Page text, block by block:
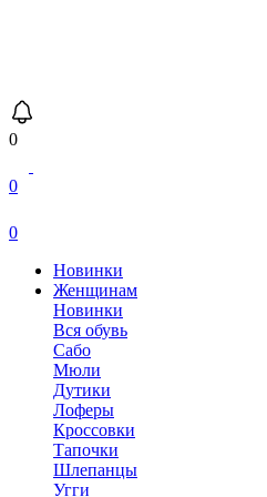
0
0
0
Новинки
Женщинам
Новинки
Вся обувь
Сабо
Мюли
Дутики
Лоферы
Кроссовки
Тапочки
Шлепанцы
Угги